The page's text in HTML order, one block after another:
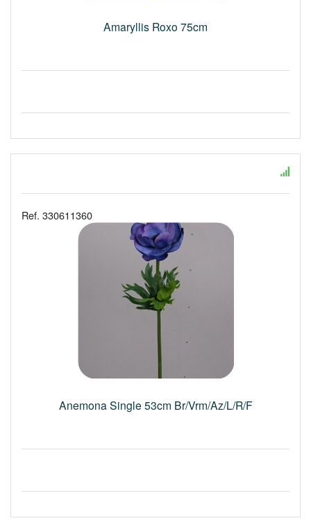
Amaryllis Roxo 75cm
Ref. 330611360
Anemona Single 53cm Br/Vrm/Az/L/R/F